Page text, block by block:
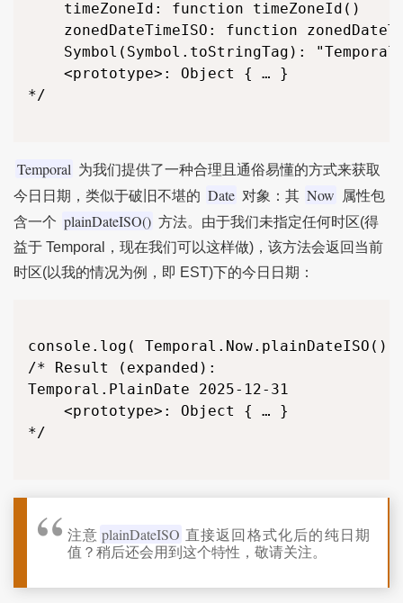
*/
Temporal 为我们提供了一种合理且通俗易懂的方式来获取
今日日期，类似于破旧不堪的 Date 对象：其 Now
属性包
含一个 plainDateISO() 方法。由于我们未指定任何时区(得
益于 Temporal，现在我们可以这样做)，该方法会返回当前
时区(以我的情况为例，即 EST)下的今日日期：
console.log( Temporal.Now.plainDateISO()
/* Result (expanded):
Temporal.PlainDate 2025-12-31
*/
注意 plainDateISO 直接返回格式化后的纯日期
值？稍后还会用到这个特性，敬请关注。